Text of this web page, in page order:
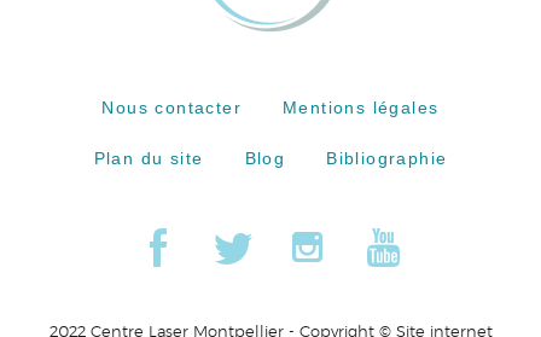
Nous contacter Mentions légales
Plan du site Blog Bibliographie
2022 Centre Laser Montpellier - Copyright © Site internet